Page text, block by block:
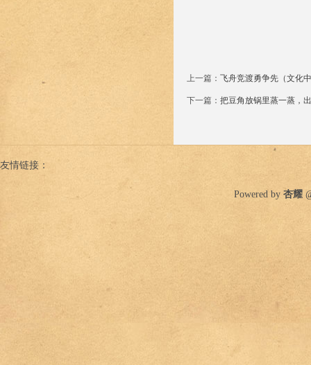
上一篇：飞舟竞渡勇争先（文化
下一篇：把豆角放锅里蒸一蒸，
友情链接：
Powered by 杏耀